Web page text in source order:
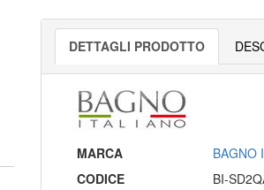
DETTAGLI PRODOTTO
MARCA
BAGNO
CODICE
BI-